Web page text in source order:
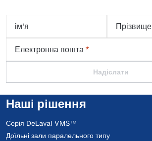
ім'я
Прізвище
Електронна пошта*
Надіслати
Наші рішення
Серія DeLaval VMS™
Доїльні зали паралельного типу